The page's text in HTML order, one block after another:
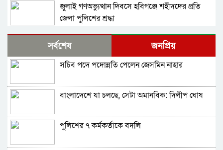
জুলাই গণঅভ্যুত্থান দিবসে হবিগঞ্জে শহীদদের প্রতি
জেলা পুলিশের শ্রদ্ধা
মৌলভীবাজারে যথাযোগ্য মর্যাদায় পালিত জুলাই
গণঅভ্যুত্থান দিবস
কুষ্টিয়ায় নানা আয়োজনে জুলাই গণঅভ্যুত্থান দিবস
বহিরাগতদের নিয়ে র‍্যালি করার অভিযোগকে কেন্দ্র
আহত ১০
বেগম রোকেয়া বিশ্ববিদ্যালয়ে ছাত্রদল-শিবির সংঘর্ষ,
সর্বশেষ জনপ্রিয়
সচিব পদে পদোন্নতি পেলেন জেসমিন নাহার
বাংলাদেশে যা চলছে, সেটা অমানবিক: দিলীপ ঘোষ
পুলিশের ৭ কর্মকর্তাকে বদলি